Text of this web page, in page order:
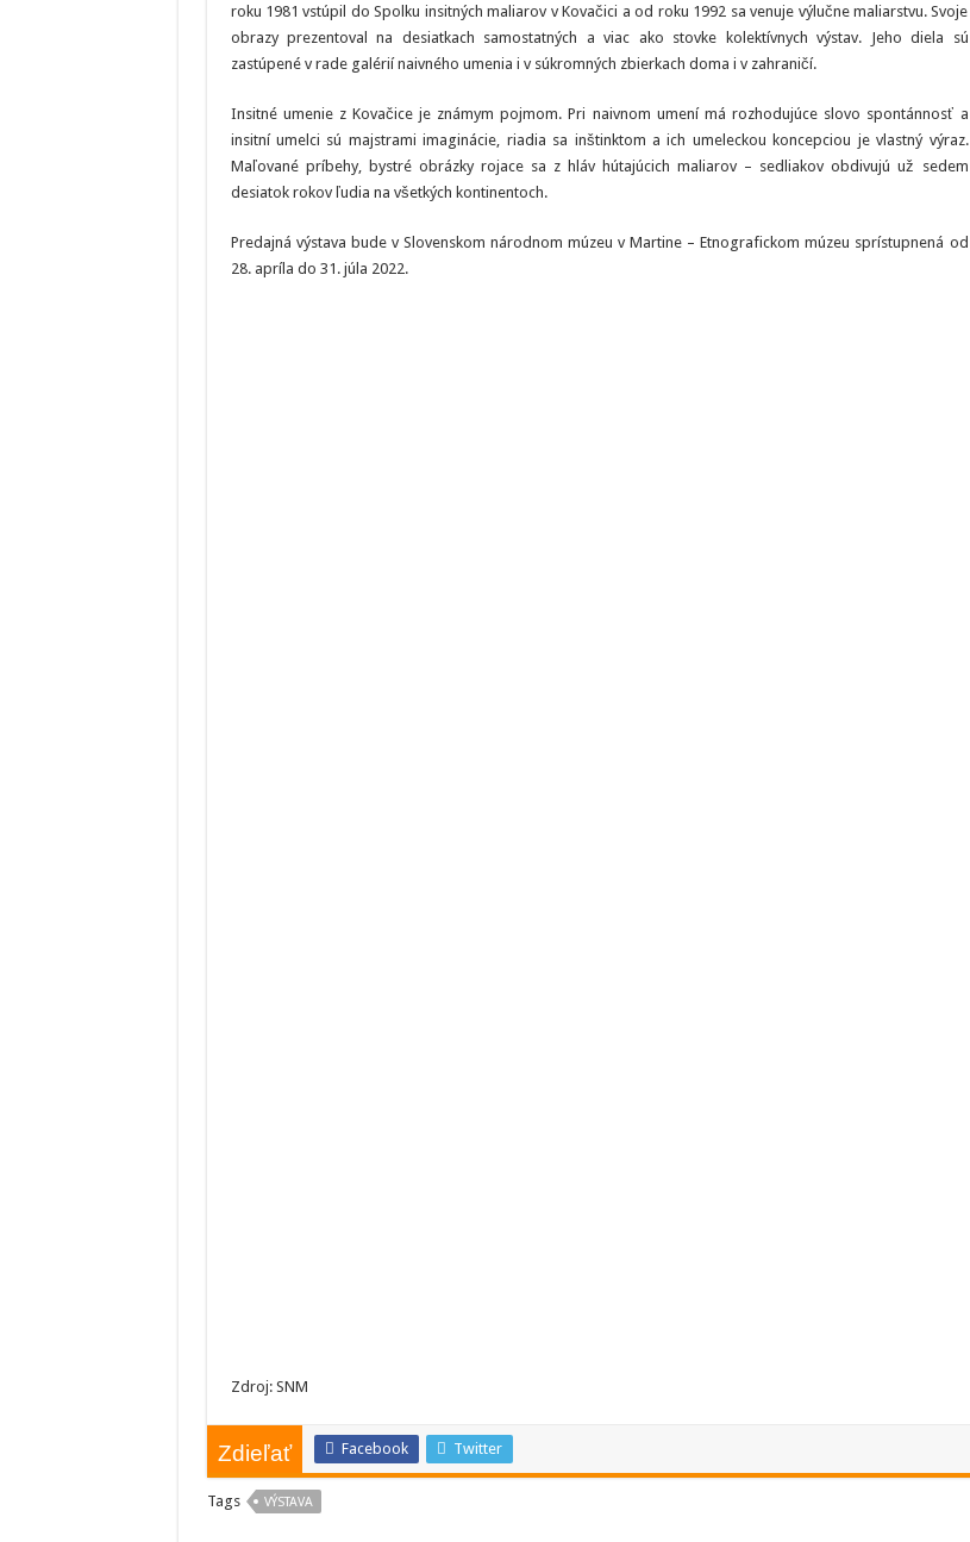
roku 1981 vstúpil do Spolku insitných maliarov v Kovačici a od roku 1992 sa venuje výlučne maliarstvu. Svoje
obrazy prezentoval na desiatkach samostatných a viac ako stovke kolektívnych výstav. Jeho diela sú
zastúpené v rade galérií naivného umenia i v súkromných zbierkach doma i v zahraničí.
Insitné umenie z Kovačice je známym pojmom. Pri naivnom umení má rozhodujúce slovo spontánnosť a
insitní umelci sú majstrami imaginácie, riadia sa inštinktom a ich umeleckou koncepciou je vlastný výraz.
Maľované príbehy, bystré obrázky rojace sa z hláv hútajúcich maliarov – sedliakov obdivujú už sedem
desiatok rokov ľudia na všetkých kontinentoch.
Predajná výstava bude v Slovenskom národnom múzeu v Martine – Etnografickom múzeu sprístupnená od
28. apríla do 31. júla 2022.
Zdroj: SNM
Zdieľať Facebook Twitter
Tags VÝSTAVA